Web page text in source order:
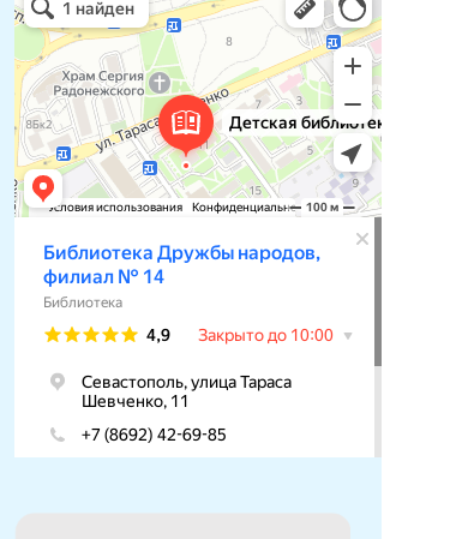
Библиотека в Севастополе